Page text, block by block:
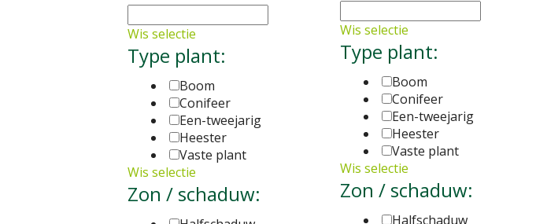
Wis selectie
Type plant:
Boom
Conifeer
Een-tweejarig
Heester
Vaste plant
Wis selectie
Zon / schaduw:
Halfschaduw
Wis selectie
Type plant:
Boom
Conifeer
Een-tweejarig
Heester
Vaste plant
Wis selectie
Zon / schaduw: